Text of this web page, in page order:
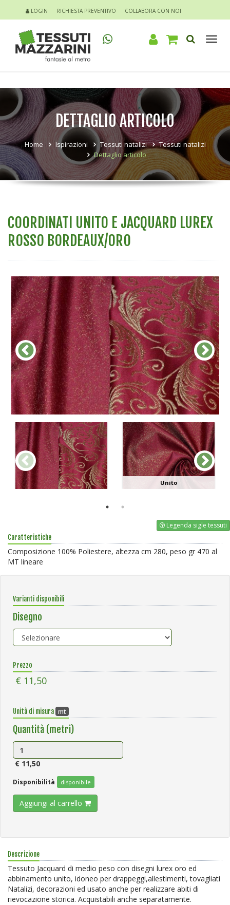
LOGIN RICHIESTA PREVENTIVO COLLABORA CON NOI
DETTAGLIO ARTICOLO
Home Ispirazioni Tessuti natalizi
Tessuti natalizi
Dettaglio articolo
COORDINATI UNITO E JACQUARD LUREX
ROSSO BORDEAUX/ORO
Unito
Legenda sigle tessuti
Caratteristiche
Composizione 100% Poliestere, altezza cm 280, peso gr 470 al
MT lineare
Varianti disponibili
Disegno
Prezzo
€ 11,50
Unità di misura mt
Quantità (metri)
€ 11,50
Disponibilità disponibile
Aggiungi al carrello
Descrizione
Tessuto Jacquard di medio peso con disegni lurex oro ed
abbinamento unito, idoneo per drappeggi,allestimenti, tovagliati
Natalizi, decorazioni ed usato anche per realizzare abiti di
rievocazione storica. Acquistabili anche separatamente.